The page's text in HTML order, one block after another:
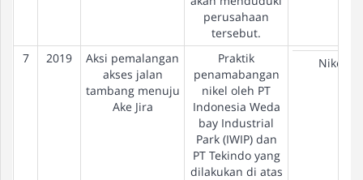
perusahaan
tersebut.
7
2019
Aksi pemalangan
akses jalan
tambang menuju
Ake Jira
Praktik
penamabangan
nikel oleh PT
Indonesia Weda
bay Industrial
Park (IWIP) dan
PT Tekindo yang
dilakukan di atas
Nikel